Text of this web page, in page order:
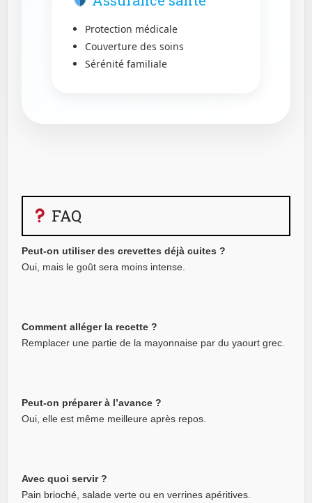
Protection médicale
Couverture des soins
Sérénité familiale
FAQ
Peut-on utiliser des crevettes déjà cuites ?
Oui, mais le goût sera moins intense.
Comment alléger la recette ?
Remplacer une partie de la mayonnaise par du yaourt grec.
Peut-on préparer à l’avance ?
Oui, elle est même meilleure après repos.
Avec quoi servir ?
Pain brioché, salade verte ou en verrines apéritives.